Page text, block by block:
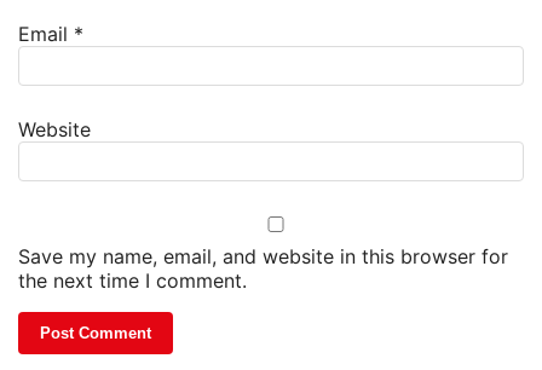
Email *
Website
Save my name, email, and website in this browser for
the next time I comment.